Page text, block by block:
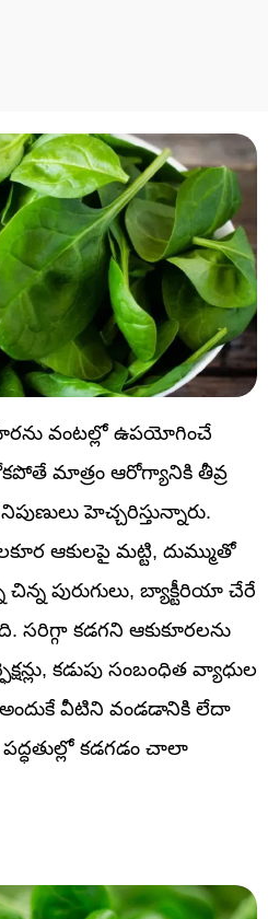
వంటల్లో ఉపయోగించే
మాత్రం ఆరోగ్యానికి తీవ్ర
హెచ్చరిస్తున్నారు.
ఆకులపై మట్టి, దుమ్ముతో
పురుగులు, బ్యాక్టీరియా చేరే
సరిగ్గా కడగని ఆకుకూరలను
కడుపు సంబంధిత వ్యాధుల
వీటిని వండడానికి లేదా
కడగడం చాలా